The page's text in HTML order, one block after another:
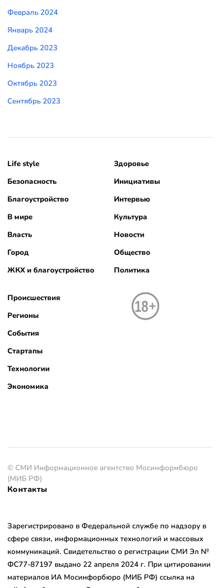
Февраль 2024
Январь 2024
Декабрь 2023
Ноябрь 2023
Октябрь 2023
Сентябрь 2023
Life style
Безопасность
Благоустройство
В мире
Власть
Город
ЖКХ и благоустройство
Здоровье
Инициативы
Интервью
Культура
Новости
Общество
Политика
Происшествия
Регионы
События
Стартапы
Технологии
Экономика
© СМИ Информационное агентство Мосинформбюро
(МИБ РФ)
Контакты
Зарегистрировано в Федеральной службе по надзору в
сфере связи, информационных технологий и массовых
коммуникаций. Свидетельство о регистрации СМИ Эл №
ФС77-87197 выдано 22 апреля 2024 г. При цитировании
материалов ИА Мосинфорбюро (МИБ РФ) ссылка на